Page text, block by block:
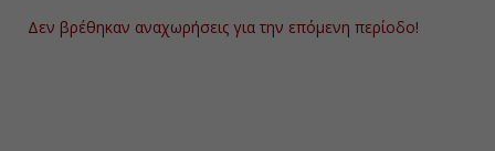
-
Δεν βρέθηκαν αναχωρήσεις για την επόμενη περίοδο!